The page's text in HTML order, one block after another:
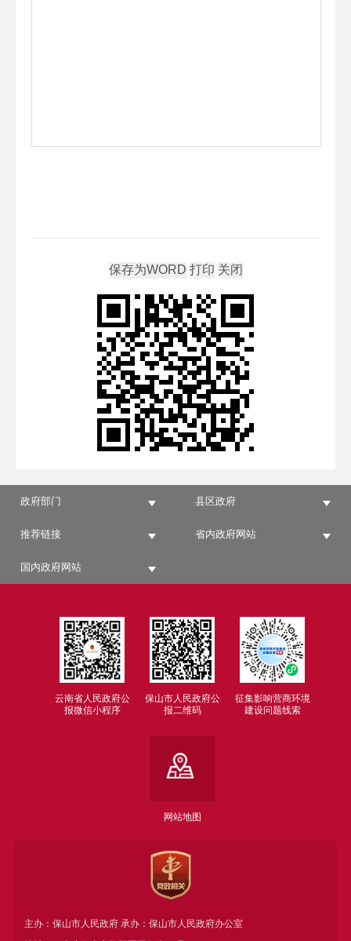
政府部门 县区政府
推荐链接 省内政府网站
国内政府网站
云南省人民政府公
报微信小程序
保山市人民政府公
报二维码
征集影响营商环境
建设问题线索
网站地图
主办：保山市人民政府 承办：保山市人民政府办公室